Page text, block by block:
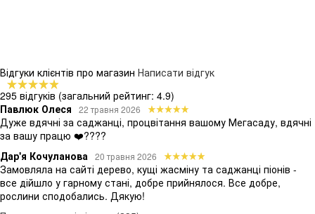
Відгуки клієнтів про магазин Написати відгук
295 відгуків (загальний рейтинг: 4.9)
Павлюк Олеся
22 травня 2026
Дуже вдячні за саджанці, процвітання вашому Мегасаду, вдячні
за вашу працю ❤️????
Дар'я Кочуланова 20 травня 2026
Замовляла на сайті дерево, кущі жасміну та саджанці піонів -
все дійшло у гарному стані, добре прийнялося. Все добре,
рослини сподобались. Дякую!